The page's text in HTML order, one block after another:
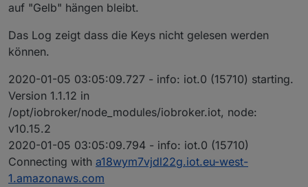
auf "Gelb" hängen bleibt.
Das Log zeigt dass die Keys nicht gelesen werden
können.
2020-01-05 03:05:09.727 - info: iot.0 (15710) starting.
Version 1.1.12 in
/opt/iobroker/node_modules/iobroker.iot, node:
v10.15.2
2020-01-05 03:05:09.794 - info: iot.0 (15710)
Connecting with a18wym7vjdl22g.iot.eu-west-
1.amazonaws.com